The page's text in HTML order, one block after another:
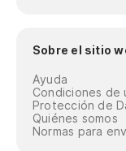
Sobre el sitio
Ayuda
Condiciones de
Protección de
Quiénes somos
Normas para